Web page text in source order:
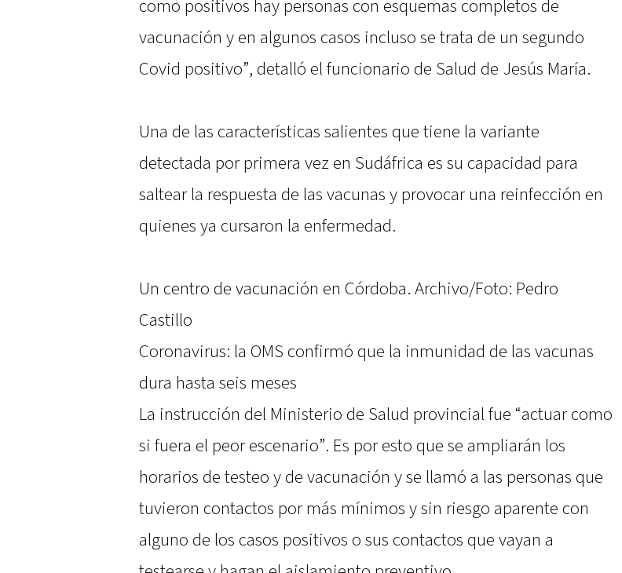
como positivos hay personas con esquemas completos de
vacunación y en algunos casos incluso se trata de un segundo
Covid positivo”, detalló el funcionario de Salud de Jesús María.
Una de las características salientes que tiene la variante
detectada por primera vez en Sudáfrica es su capacidad para
saltear la respuesta de las vacunas y provocar una reinfección en
quienes ya cursaron la enfermedad.
Un centro de vacunación en Córdoba. Archivo/Foto: Pedro
Castillo
Coronavirus: la OMS confirmó que la inmunidad de las vacunas
dura hasta seis meses
La instrucción del Ministerio de Salud provincial fue “actuar como
si fuera el peor escenario”. Es por esto que se ampliarán los
horarios de testeo y de vacunación y se llamó a las personas que
tuvieron contactos por más mínimos y sin riesgo aparente con
alguno de los casos positivos o sus contactos que vayan a